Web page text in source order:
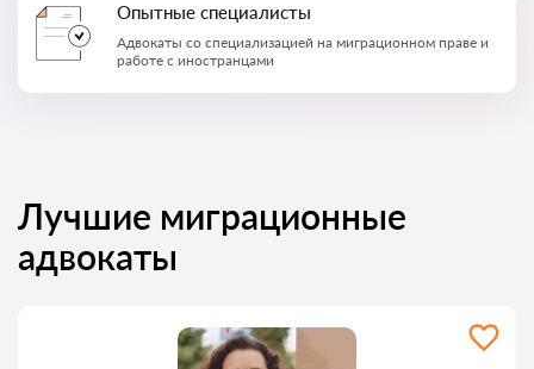
Опытные специалисты
Адвокаты со специализацией на миграционном праве и
работе с иностранцами
Лучшие миграционные
адвокаты